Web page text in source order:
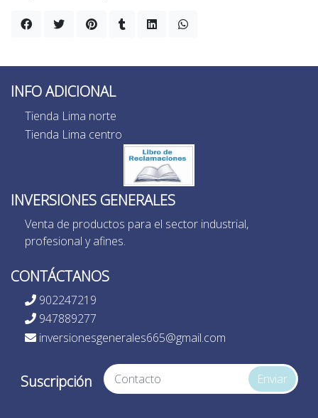
INFO ADICIONAL
Tienda Lima norte
Tienda Lima centro
INVERSIONES GENERALES
Venta de productos para el sector industrial,
profesional y afines.
CONTÁCTANOS
902247219
947889277
inversionesgenerales665@gmail.com
Suscripción Enviar